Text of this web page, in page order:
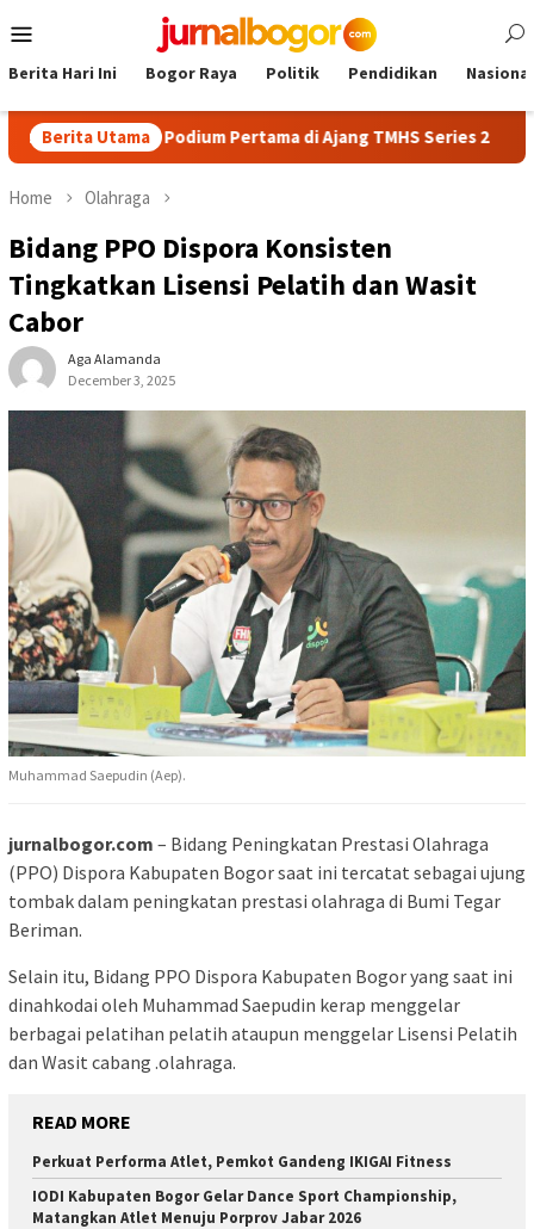
to
Menu
Berita Hari Ini Bogor Raya Politik Pendidikan Nasional
Berita Utama
Raih Podium Pertama di Ajang TMHS Series 2 AFKAB
Home Olahraga
Bidang PPO Dispora Konsisten
Tingkatkan Lisensi Pelatih dan Wasit
Cabor
Aga Alamanda
December 3, 2025
Muhammad Saepudin (Aep).
jurnalbogor.com – Bidang Peningkatan Prestasi Olahraga
(PPO) Dispora Kabupaten Bogor saat ini tercatat sebagai ujung
tombak dalam peningkatan prestasi olahraga di Bumi Tegar
Beriman.
Selain itu, Bidang PPO Dispora Kabupaten Bogor yang saat ini
dinahkodai oleh Muhammad Saepudin kerap menggelar
berbagai pelatihan pelatih ataupun menggelar Lisensi Pelatih
dan Wasit cabang .olahraga.
READ MORE
Perkuat Performa Atlet, Pemkot Gandeng IKIGAI Fitness
IODI Kabupaten Bogor Gelar Dance Sport Championship,
Matangkan Atlet Menuju Porprov Jabar 2026